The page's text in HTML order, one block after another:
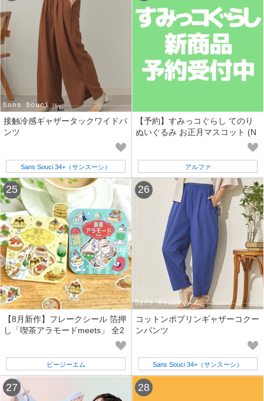
接触冷感ギャザータックワイドパ
ンツ
Sans Souci 34+（サンスーシ）
【予約】すみっコぐらし てのり
ぬいぐるみ お正月マスコット (N
アルファ
【8月新作】フレークシール 箔押
し「喫茶アラモードmeets」 全2
ビージーエム
コットンポプリンギャザーコクー
ンパンツ
Sans Souci 34+（サンスーシ）